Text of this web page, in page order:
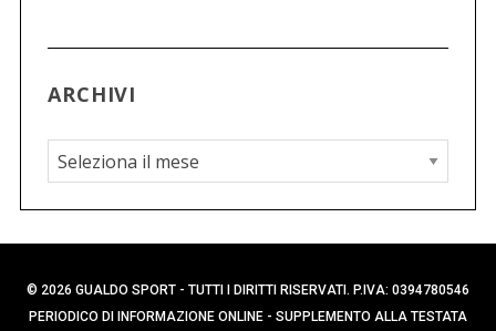
ARCHIVI
A
r
c
h
i
v
© 2026 GUALDO SPORT - TUTTI I DIRITTI RISERVATI. P.IVA: 0394780546
PERIODICO DI INFORMAZIONE ONLINE - SUPPLEMENTO ALLA TESTATA